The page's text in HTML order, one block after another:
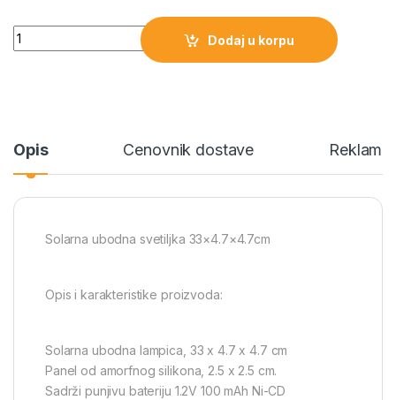
Solarna ubodna svetiljka 33x4.7x4.7cm količina
Dodaj u korpu
Opis Cenovnik dostave
Solarna ubodna svetiljka 33×4.7×4.7cm
Opis i karakteristike proizvoda:
Solarna ubodna lampica, 33 x 4.7 x 4.7 cm
Panel od amorfnog silikona, 2.5 x 2.5 cm.
Sadrži punjivu bateriju 1.2V 100 mAh Ni-CD